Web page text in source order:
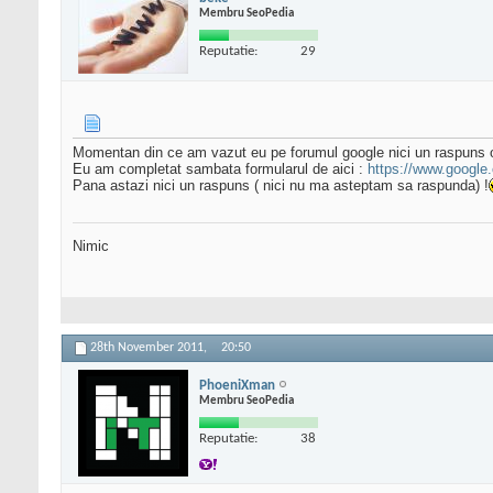
Membru SeoPedia
Reputatie: 29
Momentan din ce am vazut eu pe forumul google nici un raspuns
Eu am completat sambata formularul de aici : https://
Pana astazi nici un raspuns ( nici nu ma asteptam sa raspunda) !
Nimic
28th November 2011, 20:50
PhoeniXman
Membru SeoPedia
Reputatie: 38